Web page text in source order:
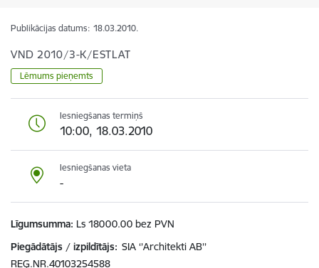
Publikācijas datums: 18.03.2010.
VND 2010/3-K/ESTLAT
Lēmums pieņemts
Iesniegšanas termiņš
10:00, 18.03.2010
Iesniegšanas vieta
-
Līgumsumma Ls 18000.00 bez PVN
Piegādātājs / izpildītājs: SIA ‘’Architekti AB’’
REĢ.NR.40103254588